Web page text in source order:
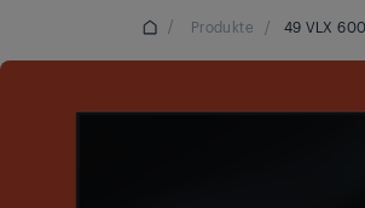
/ Produkte / 49 VLX